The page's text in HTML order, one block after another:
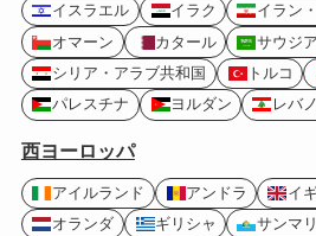
イスラエル
イラク
イラン
オマーン
カタール
サウジ
シリア・アラブ共和国
トルコ
パレスチナ
ヨルダン レバ
西ヨーロッパ
アイルランド アンドラ イ
オランダ
ギリシャ サンマ